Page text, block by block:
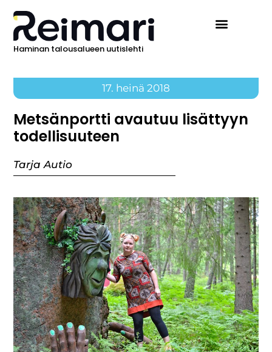
Haminan talousalueen uutislehti
17. heinä 2018
Metsänportti avautuu lisättyyn
todellisuuteen
Tarja Autio